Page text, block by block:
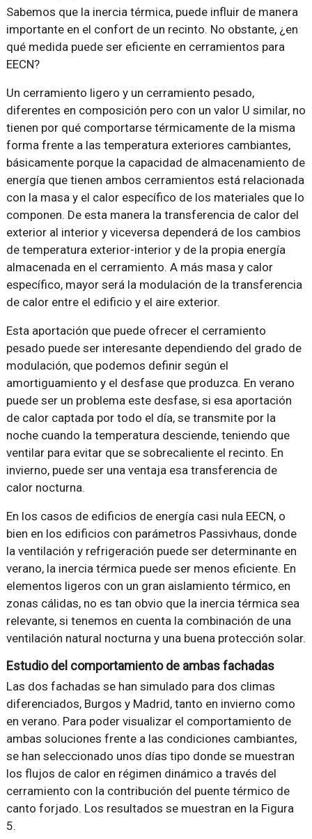
Sabemos que la inercia térmica, puede influir de manera
importante en el confort de un recinto. No obstante, ¿en
qué medida puede ser eficiente en cerramientos para
EECN?
Un cerramiento ligero y un cerramiento pesado,
diferentes en composición pero con un valor U similar, no
tienen por qué comportarse térmicamente de la misma
forma frente a las temperatura exteriores cambiantes,
básicamente porque la capacidad de almacenamiento de
energía que tienen ambos cerramientos está relacionada
con la masa y el calor específico de los materiales que lo
componen. De esta manera la transferencia de calor del
exterior al interior y viceversa dependerá de los cambios
de temperatura exterior-interior y de la propia energía
almacenada en el cerramiento. A más masa y calor
específico, mayor será la modulación de la transferencia
de calor entre el edificio y el aire exterior.
Esta aportación que puede ofrecer el cerramiento
pesado puede ser interesante dependiendo del grado de
modulación, que podemos definir según el
amortiguamiento y el desfase que produzca. En verano
puede ser un problema este desfase, si esa aportación
de calor captada por todo el día, se transmite por la
noche cuando la temperatura desciende, teniendo que
ventilar para evitar que se sobrecaliente el recinto. En
invierno, puede ser una ventaja esa transferencia de
calor nocturna.
En los casos de edificios de energía casi nula EECN, o
bien en los edificios con parámetros Passivhaus, donde
la ventilación y refrigeración puede ser determinante en
verano, la inercia térmica puede ser menos eficiente. En
elementos ligeros con un gran aislamiento térmico, en
zonas cálidas, no es tan obvio que la inercia térmica sea
relevante, si tenemos en cuenta la combinación de una
ventilación natural nocturna y una buena protección solar.
Estudio del comportamiento de ambas fachadas
Las dos fachadas se han simulado para dos climas
diferenciados, Burgos y Madrid, tanto en invierno como
en verano. Para poder visualizar el comportamiento de
ambas soluciones frente a las condiciones cambiantes,
se han seleccionado unos días tipo donde se muestran
los flujos de calor en régimen dinámico a través del
cerramiento con la contribución del puente térmico de
canto forjado. Los resultados se muestran en la Figura
5.